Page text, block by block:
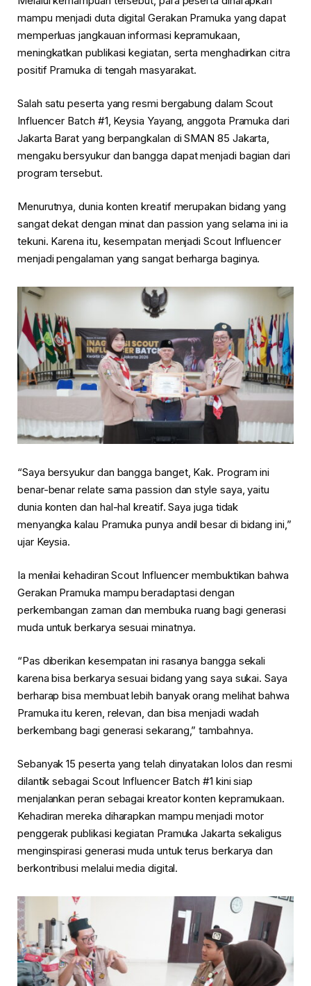
mampu menjadi duta digital Gerakan Pramuka yang dapat
memperluas jangkauan informasi kepramukaan,
meningkatkan publikasi kegiatan, serta menghadirkan citra
positif Pramuka di tengah masyarakat.
Salah satu peserta yang resmi bergabung dalam Scout
Influencer Batch #1, Keysia Yayang, anggota Pramuka dari
Jakarta Barat yang berpangkalan di SMAN 85 Jakarta,
mengaku bersyukur dan bangga dapat menjadi bagian dari
program tersebut.
Menurutnya, dunia konten kreatif merupakan bidang yang
sangat dekat dengan minat dan passion yang selama ini ia
tekuni. Karena itu, kesempatan menjadi Scout Influencer
menjadi pengalaman yang sangat berharga baginya.
“Saya bersyukur dan bangga banget, Kak. Program ini
benar-benar relate sama passion dan style saya, yaitu
dunia konten dan hal-hal kreatif. Saya juga tidak
menyangka kalau Pramuka punya andil besar di bidang ini,”
ujar Keysia.
Ia menilai kehadiran Scout Influencer membuktikan bahwa
Gerakan Pramuka mampu beradaptasi dengan
perkembangan zaman dan membuka ruang bagi generasi
muda untuk berkarya sesuai minatnya.
“Pas diberikan kesempatan ini rasanya bangga sekali
karena bisa berkarya sesuai bidang yang saya sukai. Saya
berharap bisa membuat lebih banyak orang melihat bahwa
Pramuka itu keren, relevan, dan bisa menjadi wadah
berkembang bagi generasi sekarang,” tambahnya.
Sebanyak 15 peserta yang telah dinyatakan lolos dan resmi
dilantik sebagai Scout Influencer Batch #1 kini siap
menjalankan peran sebagai kreator konten kepramukaan.
Kehadiran mereka diharapkan mampu menjadi motor
penggerak publikasi kegiatan Pramuka Jakarta sekaligus
menginspirasi generasi muda untuk terus berkarya dan
berkontribusi melalui media digital.